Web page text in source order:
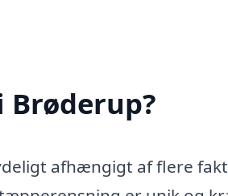
afhængigt af flere